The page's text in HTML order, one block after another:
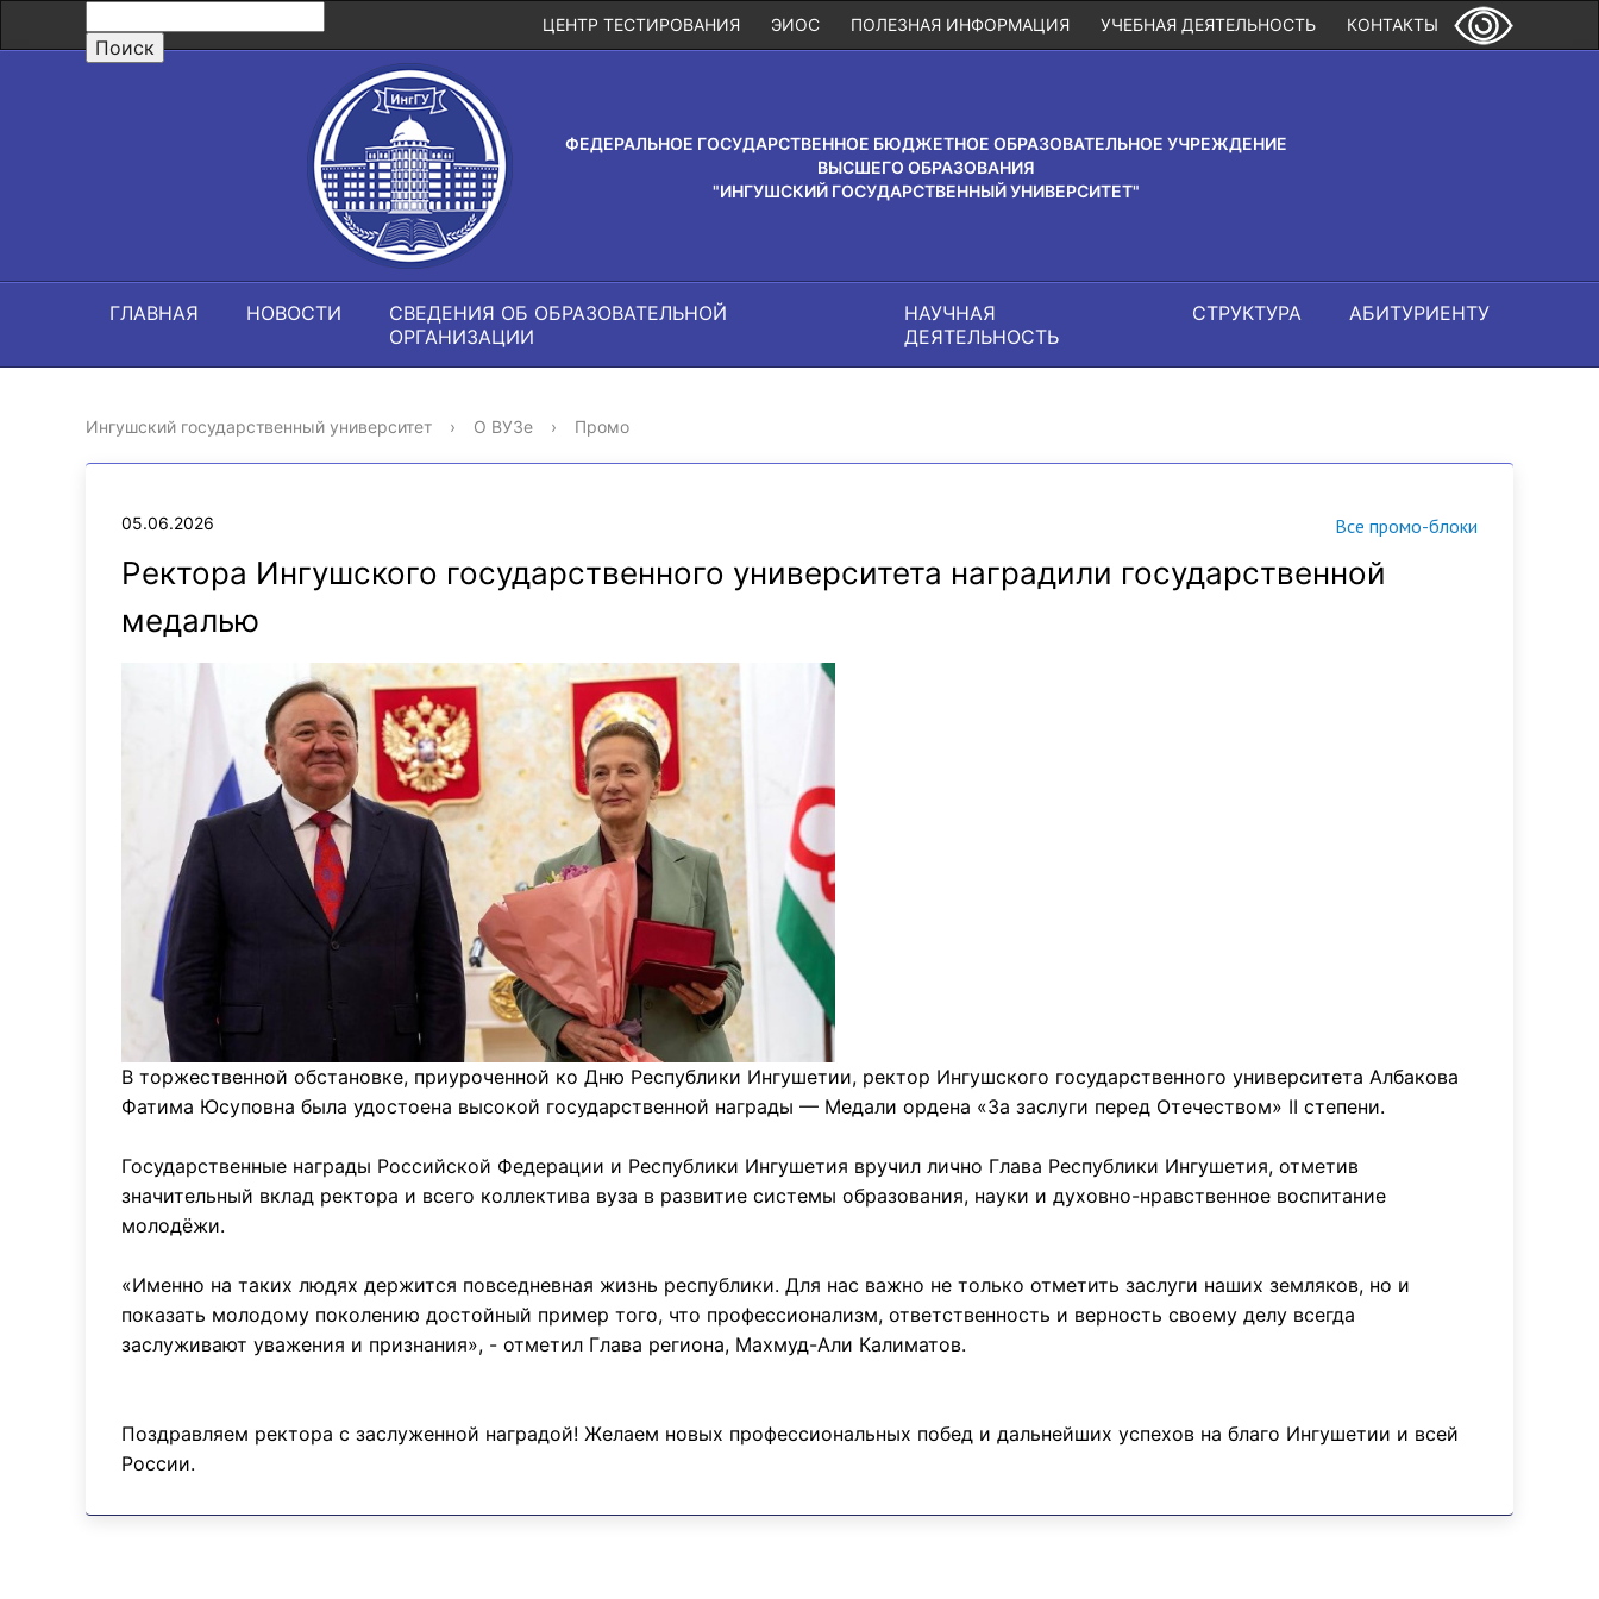
КОНТАКТЫ
УЧЕБНАЯ ДЕЯТЕЛЬНОСТЬ
ПОЛЕЗНАЯ ИНФОРМАЦИЯ
ЭИОС
ЦЕНТР ТЕСТИРОВАНИЯ
ФЕДЕРАЛЬНОЕ ГОСУДАРСТВЕННОЕ БЮДЖЕТНОЕ ОБРАЗОВАТЕЛЬНОЕ УЧРЕЖДЕНИЕ
ВЫСШЕГО ОБРАЗОВАНИЯ
"ИНГУШСКИЙ ГОСУДАРСТВЕННЫЙ УНИВЕРСИТЕТ"
ГЛАВНАЯ НОВОСТИ
СВЕДЕНИЯ ОБ ОБРАЗОВАТЕЛЬНОЙ
ОРГАНИЗАЦИИ
НАУЧНАЯ
ДЕЯТЕЛЬНОСТЬ
СТРУКТУРА АБИТУРИЕНТУ
Ингушский государственный университет › О ВУЗе › Промо
05.06.2026 Все промо-блоки
Ректора Ингушского государственного университета наградили государственной
медалью
В торжественной обстановке, приуроченной ко Дню Республики Ингушетии, ректор Ингушского государственного университета Албакова
Фатима Юсуповна была удостоена высокой государственной награды — Медали ордена «За заслуги перед Отечеством» II степени.
Государственные награды Российской Федерации и Республики Ингушетия вручил лично Глава Республики Ингушетия, отметив
значительный вклад ректора и всего коллектива вуза в развитие системы образования, науки и духовно-нравственное воспитание
молодёжи.
«Именно на таких людях держится повседневная жизнь республики. Для нас важно не только отметить заслуги наших земляков, но и
показать молодому поколению достойный пример того, что профессионализм, ответственность и верность своему делу всегда
заслуживают уважения и признания», - отметил Глава региона, Махмуд-Али Калиматов.
Поздравляем ректора с заслуженной наградой! Желаем новых профессиональных побед и дальнейших успехов на благо Ингушетии и всей
России.